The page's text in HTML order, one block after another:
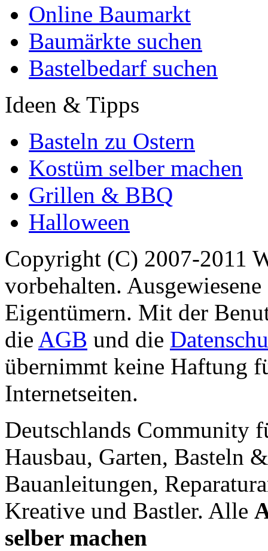
Online Baumarkt
Baumärkte suchen
Bastelbedarf suchen
Ideen & Tipps
Basteln zu Ostern
Kostüm selber machen
Grillen & BBQ
Halloween
Copyright (C) 2007-2011
vorbehalten.
Eigentümern. Mit der
die AGB und die
übernimmt keine Haftung
Internetseiten.
Deutschlands Community
Hausbau, Garten, Basteln
Bauanleitungen,
Kreative und Bastler. Alle
selber machen